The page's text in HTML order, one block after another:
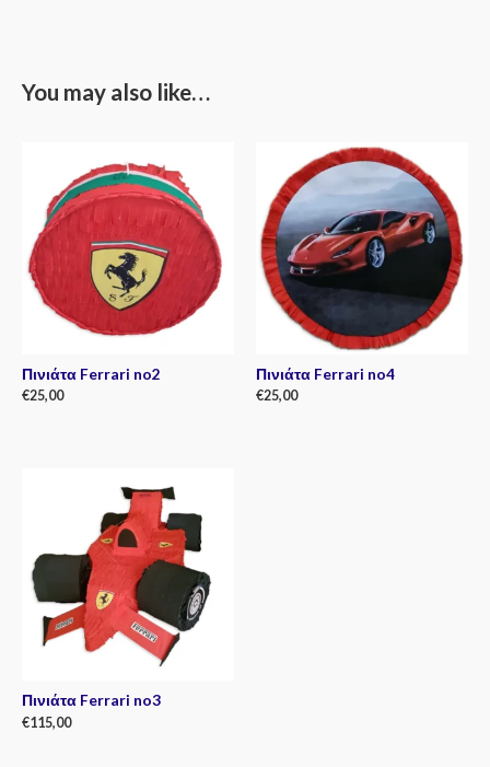
You may also like…
Πινιάτα Ferrari no2
€25,00
Πινιάτα Ferrari no4
€25,00
Πινιάτα Ferrari no3
€115,00